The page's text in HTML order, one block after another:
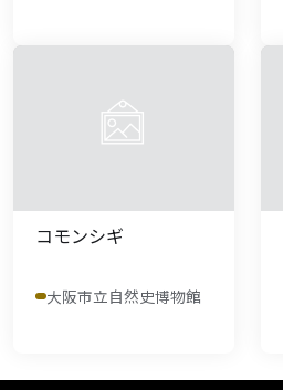
コモンシギ
大阪市立自然史博物館